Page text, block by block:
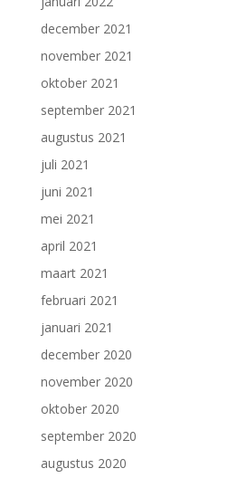
december 2021
november 2021
oktober 2021
september 2021
augustus 2021
juli 2021
juni 2021
mei 2021
april 2021
maart 2021
februari 2021
januari 2021
december 2020
november 2020
oktober 2020
september 2020
augustus 2020